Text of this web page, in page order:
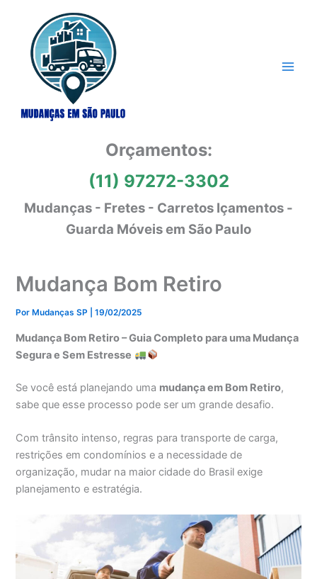
conteúdo
Orçamentos:
(11) 97272-3302
Mudanças - Fretes - Carretos Içamentos -
Guarda Móveis em São Paulo
Mudança Bom Retiro
Por Mudanças SP |19/02/2025
Mudança Bom Retiro – Guia Completo para uma Mudança
Segura e Sem Estresse
Se você está planejando uma mudança em Bom Retiro,
sabe que esse processo pode ser um grande desafio.
Com trânsito intenso, regras para transporte de carga,
restrições em condomínios e a necessidade de
organização, mudar na maior cidade do Brasil exige
planejamento e estratégia.